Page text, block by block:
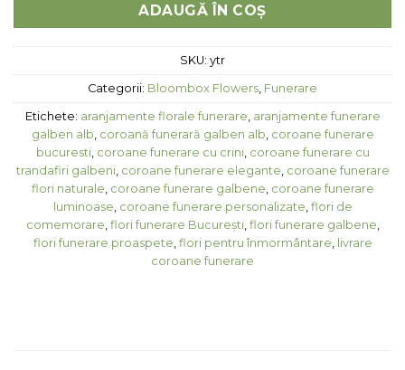
ADAUGĂ ÎN COȘ
SKU: ytr
Categorii: Bloombox Flowers, Funerare
Etichete: aranjamente florale funerare, aranjamente funerare
galben alb, coroană funerară galben alb, coroane funerare
bucuresti, coroane funerare cu crini, coroane funerare cu
trandafiri galbeni, coroane funerare elegante, coroane funerare
flori naturale, coroane funerare galbene, coroane funerare
luminoase, coroane funerare personalizate, flori de
comemorare, flori funerare București, flori funerare galbene,
flori funerare proaspete, flori pentru înmormântare, livrare
coroane funerare